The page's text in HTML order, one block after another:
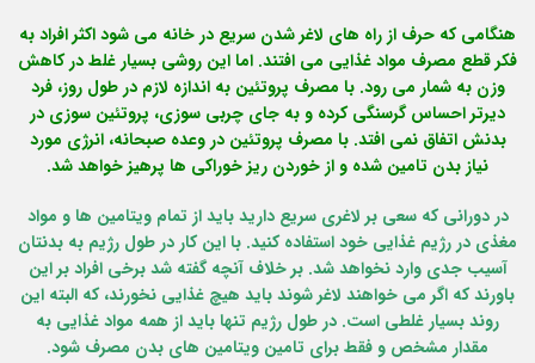
هنگامی که حرف از راه های لاغر شدن سریع در خانه می شود اکثر افراد به
فکر قطع مصرف مواد غذایی می افتند. اما این روشی بسیار غلط در کاهش
وزن به شمار می رود. با مصرف پروتئین به اندازه لازم در طول روز، فرد
دیرتر احساس گرسنگی کرده و به جای چربی سوزی، پروتئین سوزی در
بدنش اتفاق نمی افتد. با مصرف پروتئین در وعده صبحانه، انرژی مورد
نیاز بدن تامین شده و از خوردن ریز خوراکی ها پرهیز خواهد شد.
در دورانی که سعی بر لاغری سریع دارید باید از تمام ویتامین ها و مواد
مغذی در رژیم غذایی خود استفاده کنید. با این کار در طول رژیم به بدنتان
آسیب جدی وارد نخواهد شد. بر خلاف آنچه گفته شد برخی افراد بر این
باورند که اگر می خواهند لاغر شوند باید هیچ غذایی نخورند، که البته این
روند بسیار غلطی است. در طول رژیم تنها باید از همه مواد غذایی به
مقدار مشخص و فقط برای تامین ویتامین های بدن مصرف شود.